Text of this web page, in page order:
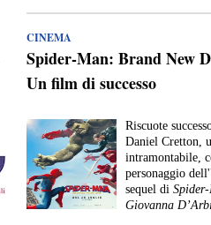
CINEMA
Spider-Man: Brand New
Un film di successo
Riscuote
Daniel Cretton,
intramontabile,
personaggio
sequel di
Giovanna